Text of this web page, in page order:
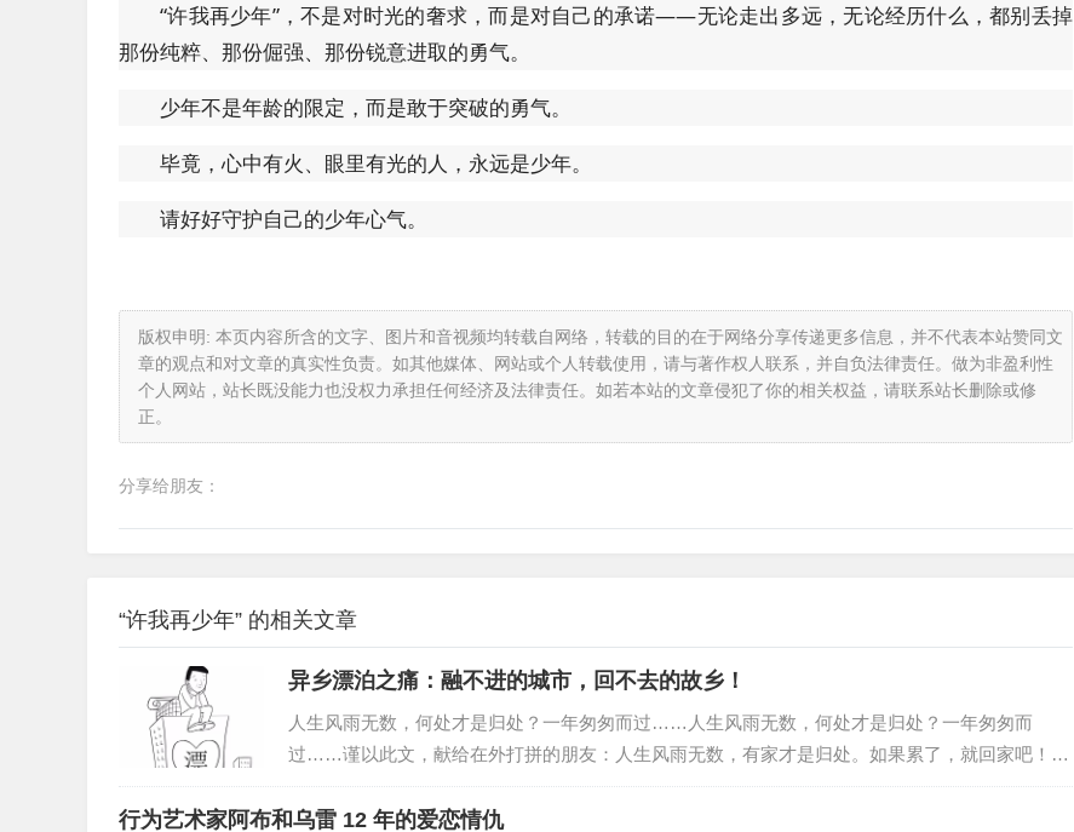
“许我再少年”，不是对时光的奢求，而是对自己的承诺——无论走出多远，无论经历什么，都别丢掉
那份纯粹、那份倔强、那份锐意进取的勇气。
少年不是年龄的限定，而是敢于突破的勇气。
毕竟，心中有火、眼里有光的人，永远是少年。
请好好守护自己的少年心气。
版权申明: 本页内容所含的文字、图片和音视频均转载自网络，转载的目的在于网络分享传递更多信息，并不代表本站赞同文
章的观点和对文章的真实性负责。如其他媒体、网站或个人转载使用，请与著作权人联系，并自负法律责任。做为非盈利性
个人网站，站长既没能力也没权力承担任何经济及法律责任。如若本站的文章侵犯了你的相关权益，请联系站长删除或修
正。
分享给朋友：
“许我再少年” 的相关文章
异乡漂泊之痛：融不进的城市，回不去的故乡！
人生风雨无数，何处才是归处？一年匆匆而过……人生风雨无数，何处才是归处？一年匆匆而
过……谨以此文，献给在外打拼的朋友：人生风雨无数，有家才是归处。如果累了，就回家吧！…
行为艺术家阿布和乌雷 12 年的爱恋情仇